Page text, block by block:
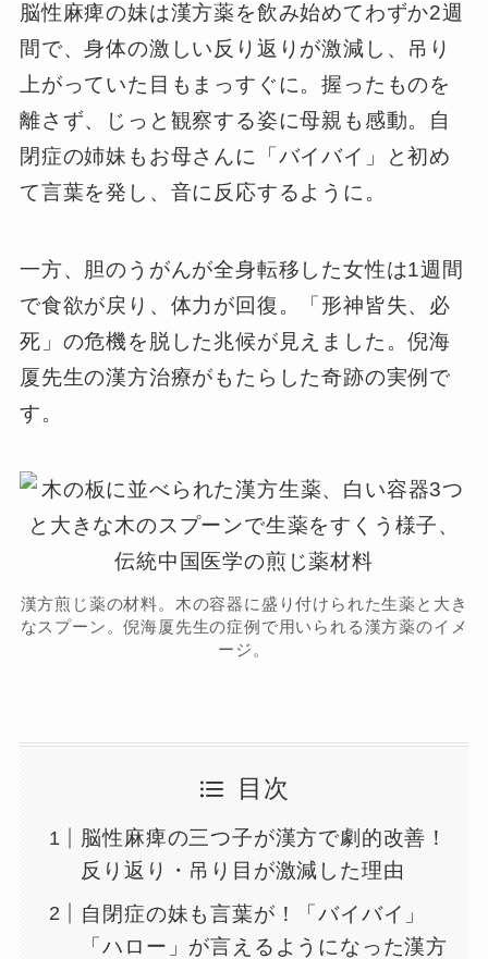
脳性麻痺の妹は漢方薬を飲み始めてわずか2週
間で、身体の激しい反り返りが激減し、吊り
上がっていた目もまっすぐに。握ったものを
離さず、じっと観察する姿に母親も感動。自
閉症の姉妹もお母さんに「バイバイ」と初め
て言葉を発し、音に反応するように。
一方、胆のうがんが全身転移した女性は1週間
で食欲が戻り、体力が回復。「形神皆失、必
死」の危機を脱した兆候が見えました。倪海
厦先生の漢方治療がもたらした奇跡の実例で
す。
漢方煎じ薬の材料。木の容器に盛り付けられた生薬と大き
なスプーン。倪海厦先生の症例で用いられる漢方薬のイメ
ージ。
目次
脳性麻痺の三つ子が漢方で劇的改善！
反り返り・吊り目が激減した理由
自閉症の妹も言葉が！「バイバイ」
「ハロー」が言えるようになった漢方